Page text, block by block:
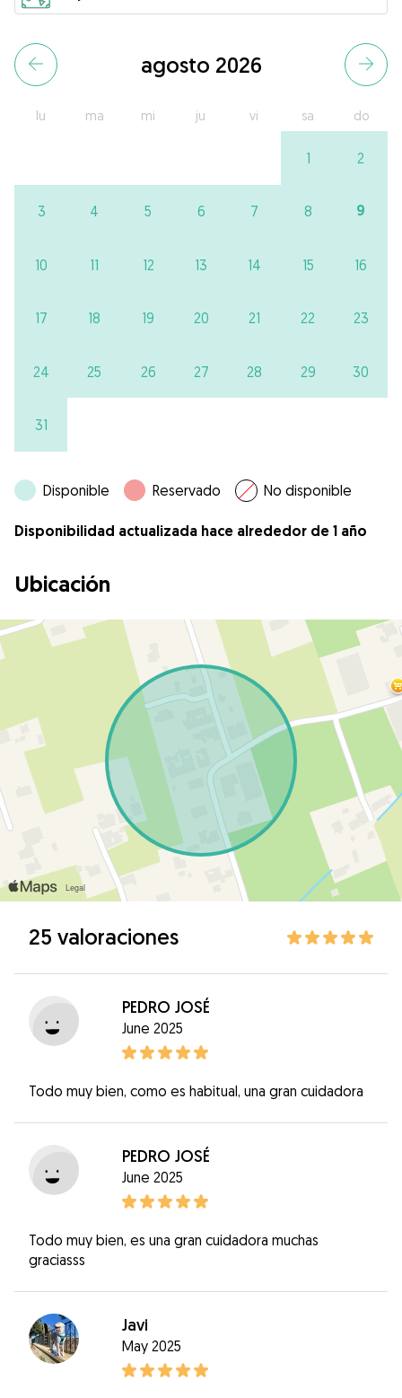
agosto 2026
lu ma mi ju vi sa do
1 2
3 4 5 6 7 8 9
10 11 12 13 14 15 16
17 18 19 20 21 22 23
24 25 26 27 28 29 30
31
Disponible Reservado No disponible
Disponibilidad actualizada hace alrededor de 1 año
Ubicación
25 valoraciones
PEDRO JOSÉ
June 2025
Todo muy bien, como es habitual, una gran cuidadora
PEDRO JOSÉ
June 2025
Todo muy bien, es una gran cuidadora muchas
graciasss
Javi
May 2025